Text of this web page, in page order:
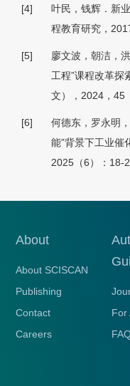
[4]
叶民，钱辉．新
程教育研究，
[5]
廖文波，朝洁，
工程”课程改革探
文），2024，45
[6]
何德东，罗永明
能”背景下工业催
2025（6）：18-
About
About SCISCAN
Publishing
Contact
Careers
For